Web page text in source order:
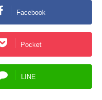
Facebook
Pocket
LINE